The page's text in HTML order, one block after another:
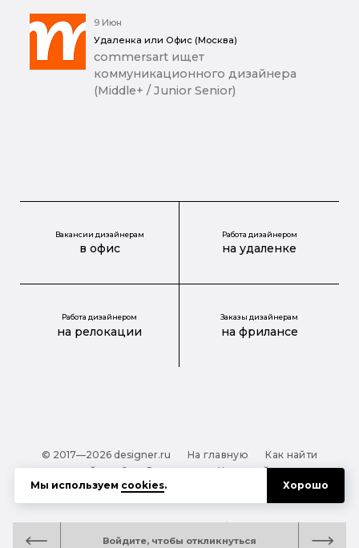
Войдите, чтобы откликнуться
9 Июн
Удаленка или Офис (Москва)
commersart ищет
коммуникационного дизайнера
(Middle+ / Junior Senior)
Вакансии дизайнерам
в офис
Работа дизайнером
на удаленке
Работа дизайнером
на релокации
Заказы дизайнерам
на фрилансе
© 2017—2026 designer.ru На главную
Как найти
дизайнера?
О проекте
Карта сайта
Обработка персональных данных
Файлы cookie
руководство для тех, кто заказывает дизайн
Мы используем cookies. Хорошо